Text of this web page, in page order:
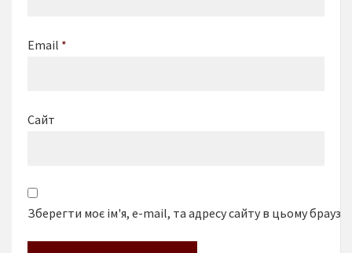
Email *
Сайт
Зберегти моє ім'я, e-mail, та адресу сайту в цьому